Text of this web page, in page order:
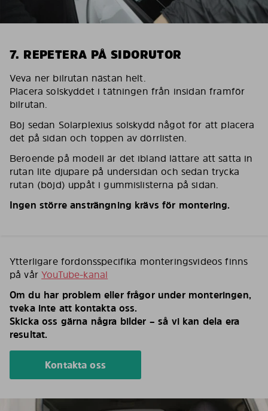
7. REPETERA PÅ SIDORUTOR
Veva ner bilrutan nästan helt.
Placera solskyddet i tätningen från insidan framför
bilrutan.
Böj sedan Solarplexius solskydd något för att placera
det på sidan och toppen av dörrlisten.
Beroende på modell är det ibland lättare att sätta in
rutan lite djupare på undersidan och sedan trycka
rutan (böjd) uppåt i gummislisterna på sidan.
Ingen större ansträngning krävs för montering.
Ytterligare fordonsspecifika monteringsvideos finns
på vårYouTube-kanal
Om du har problem eller frågor under monteringen,
tveka inte att kontakta oss.
Skicka oss gärna några bilder – så vi kan dela era
resultat.
Kontakta oss